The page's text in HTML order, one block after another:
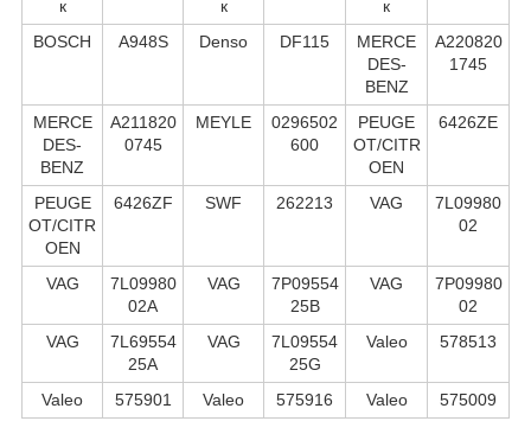
к к
к
BOSCH
A948S Denso DF115
MERCE
DES-
BENZ
A220820
1745
MERCE
DES-
BENZ
A211820
0745
MEYLE
0296502
600
PEUGE
OT/CITR
OEN
6426ZE
PEUGE
OT/CITR
OEN
6426ZF SWF 262213 VAG
7L09980
02
VAG
7L09980
02A
VAG
7P09554
25B
VAG
7P09980
02
VAG
7L69554
25A
VAG
7L09554
25G
Valeo 578513
Valeo 575901 Valeo 575916 Valeo 575009